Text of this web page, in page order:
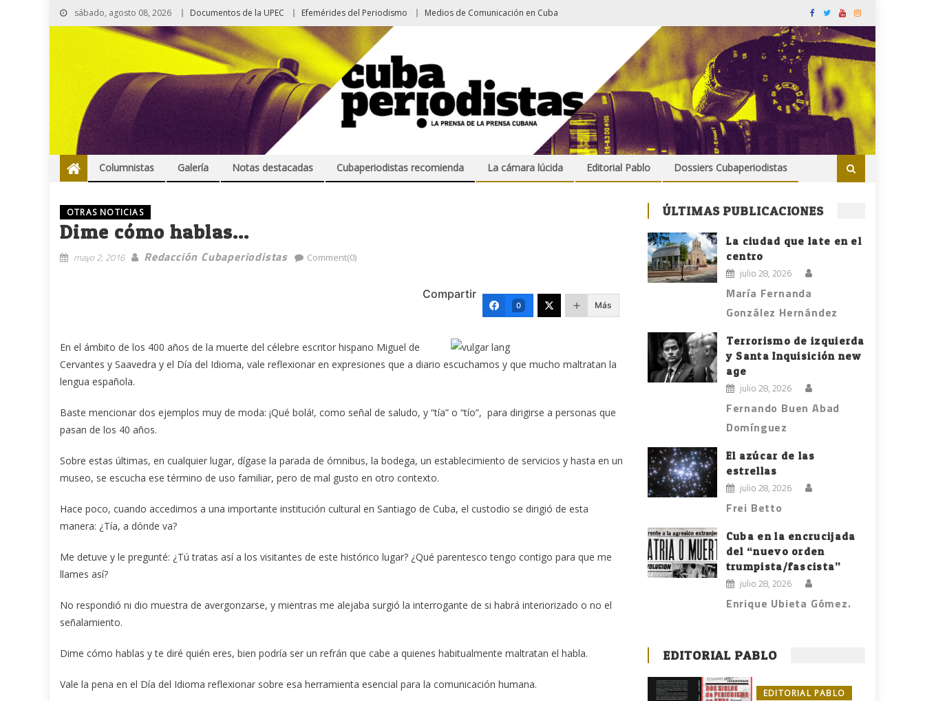
sábado, agosto 08, 2026 Documentos de la UPEC Efemérides del Periodismo Medios de Comunicación en Cuba
Columnistas Galería Notas destacadas Cubaperiodistas recomienda La cámara lúcida Editorial Pablo Dossiers Cubaperiodistas
OTRAS NOTICIAS
Dime cómo hablas…
mayo 2, 2016 Redacción Cubaperiodistas Comment(0)
Compartir
0 Más
En el ámbito de los 400 años de la muerte del célebre escritor hispano Miguel de
Cervantes y Saavedra y el Día del Idioma, vale reflexionar en expresiones que a diario escuchamos y que mucho maltratan la
lengua española.
Baste mencionar dos ejemplos muy de moda: ¡Qué bolá!, como señal de saludo, y “tía” o “tío”, para dirigirse a personas que
pasan de los 40 años.
Sobre estas últimas, en cualquier lugar, dígase la parada de ómnibus, la bodega, un establecimiento de servicios y hasta en un
museo, se escucha ese término de uso familiar, pero de mal gusto en otro contexto.
Hace poco, cuando accedimos a una importante institución cultural en Santiago de Cuba, el custodio se dirigió de esta
manera: ¿Tía, a dónde va?
Me detuve y le pregunté: ¿Tú tratas así a los visitantes de este histórico lugar? ¿Qué parentesco tengo contigo para que me
llames así?
No respondió ni dio muestra de avergonzarse, y mientras me alejaba surgió la interrogante de si habrá interiorizado o no el
señalamiento.
Dime cómo hablas y te diré quién eres, bien podría ser un refrán que cabe a quienes habitualmente maltratan el habla.
Vale la pena en el Día del Idioma reflexionar sobre esa herramienta esencial para la comunicación humana.
ÚLTIMAS PUBLICACIONES
La ciudad que late en el
centro
julio 28, 2026
María Fernanda
González Hernández
Terrorismo de izquierda
y Santa Inquisición new
age
julio 28, 2026
Fernando Buen Abad
Domínguez
El azúcar de las
estrellas
julio 28, 2026
Frei Betto
Cuba en la encrucijada
del “nuevo orden
trumpista/fascista”
julio 28, 2026
Enrique Ubieta Gómez.
EDITORIAL PABLO
EDITORIAL PABLO